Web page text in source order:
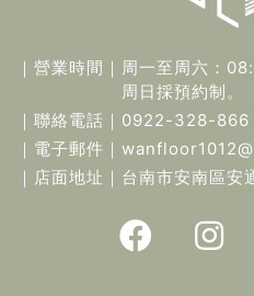
｜營業時間｜ 周一至周六：
周日採預約制。
｜聯絡電話｜ 0922-328-866
｜電子郵件｜
｜店面地址｜ 台南市安南區安